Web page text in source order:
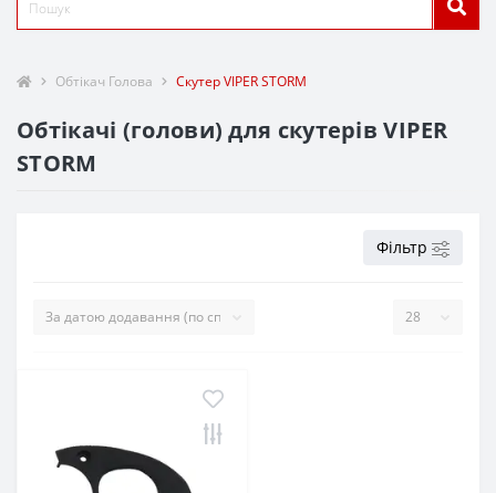
Обтікач Голова Скутер VIPER STORM
Обтікачі (голови) для скутерів VIPER
STORM
Фільтр